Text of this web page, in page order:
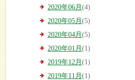
2020年06月 (4)
2020年05月 (5)
2020年04月 (5)
2020年01月 (1)
2019年12月 (1)
2019年11月 (1)